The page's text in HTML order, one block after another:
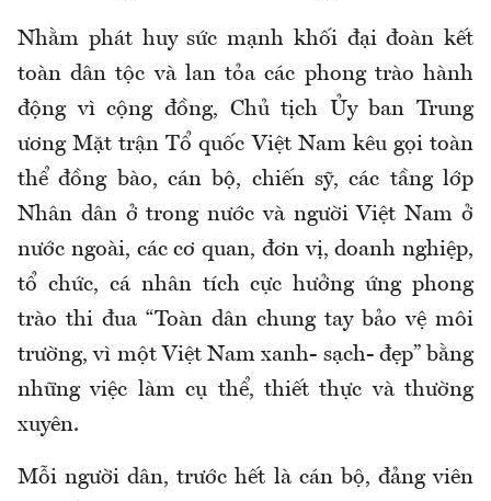
Nhằm phát huy sức mạnh khối đại đoàn kết
toàn dân tộc và lan tỏa các phong trào hành
động vì cộng đồng, Chủ tịch Ủy ban Trung
ương Mặt trận Tổ quốc Việt Nam kêu gọi toàn
thể đồng bào, cán bộ, chiến sỹ, các tầng lớp
Nhân dân ở trong nước và người Việt Nam ở
nước ngoài, các cơ quan, đơn vị, doanh nghiệp,
tổ chức, cá nhân tích cực hưởng ứng phong
trào thi đua “Toàn dân chung tay bảo vệ môi
trường, vì một Việt Nam xanh- sạch- đẹp” bằng
những việc làm cụ thể, thiết thực và thường
xuyên.
Mỗi người dân, trước hết là cán bộ, đảng viên